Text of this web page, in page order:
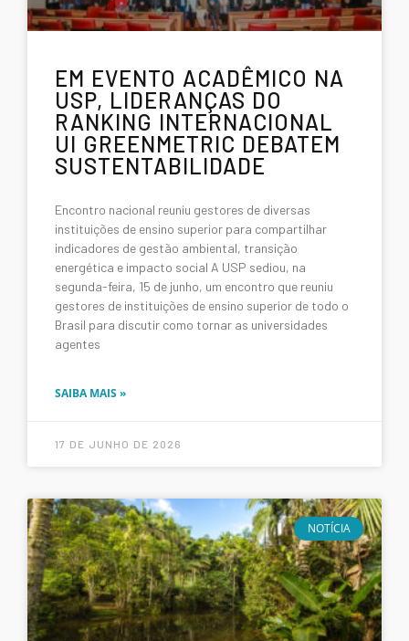
EM EVENTO ACADÊMICO NA
USP, LIDERANÇAS DO
RANKING INTERNACIONAL
UI GREENMETRIC DEBATEM
SUSTENTABILIDADE
Encontro nacional reuniu gestores de diversas
instituições de ensino superior para compartilhar
indicadores de gestão ambiental, transição
energética e impacto social A USP sediou, na
segunda-feira, 15 de junho, um encontro que reuniu
gestores de instituições de ensino superior de todo o
Brasil para discutir como tornar as universidades
agentes
SAIBA MAIS »
17 DE JUNHO DE 2026
NOTÍCIA